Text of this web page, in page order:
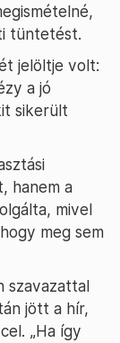
tüntetést.
jelöltje volt:
a jó
sikerült
hanem a
mivel
meg sem
szavazattal
jött a hír,
„Ha így